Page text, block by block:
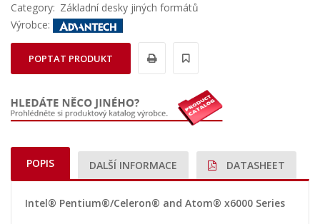
Category: Základní desky jiných formátů
Výrobce:
POPTAT PRODUKT
POPIS DALŠÍ INFORMACE DATASHEET
Intel® Pentium®/Celeron® and Atom® x6000 Series